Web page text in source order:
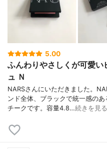
5.00
ふんわりやさしくが可愛
ュ Ｎ
NARSさんにいただきました。
ンド全体、ブラックで統一感の
チークです。容量4.8…続きを見る